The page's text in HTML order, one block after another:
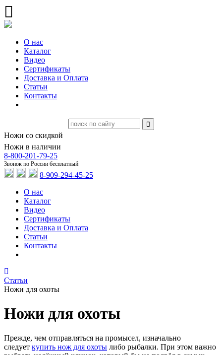
О нас
Каталог
Видео
Сертификаты
Доставка и Оплата
Статьи
Контакты
Ножи в наличии
Ножи со скидкой
8-800-201-79-25
Звонок по России бесплатный
8-909-294-45-25
О нас
Каталог
Видео
Сертификаты
Доставка и Оплата
Статьи
Контакты
Статьи
Ножи для охоты
Ножи для охоты
Прежде, чем отправляться на промысел, изначально
следует купить нож для охоты либо рыбалки. При этом важно